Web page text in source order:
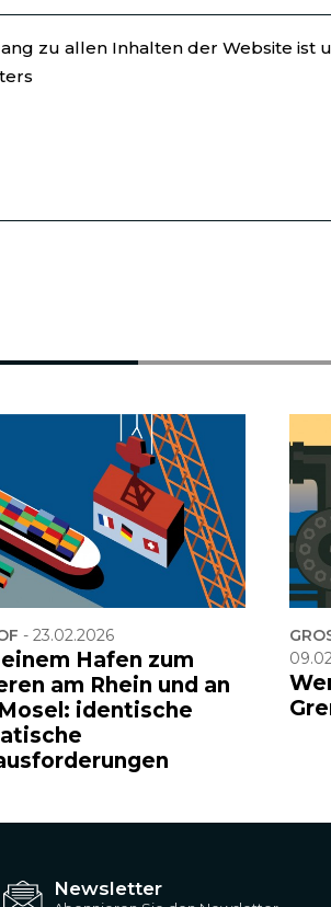
zu allen Inhalten der Website ist
- 23.02.2026
Hafen zum
am Rhein und an
identische
Newsletter